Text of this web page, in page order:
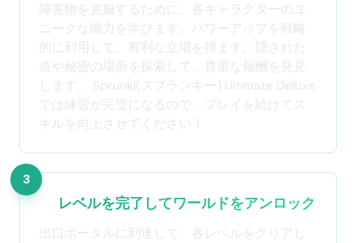
障害物を克服するために、各キャラクターのユ
ニークな能力を学びます。パワーアップを戦略
的に利用して、有利な立場を得ます。隠された
道や秘密の場所を探索して、貴重な報酬を発見
します。 Sprunki(スプランキー) Ultimate Deluxe
では練習が完璧になるので、プレイを続けてス
キルを向上させてください！
3
レベルを完了してワールドをアンロック
出口ポータルに到達して、各レベルをクリアし